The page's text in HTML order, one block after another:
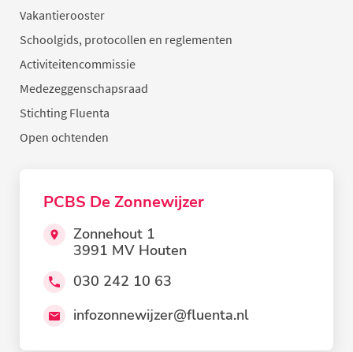
Vakantierooster
Schoolgids, protocollen en reglementen
Activiteitencommissie
Medezeggenschapsraad
Stichting Fluenta
Open ochtenden
PCBS De Zonnewijzer
Zonnehout 1
3991 MV Houten
030 242 10 63
infozonnewijzer@fluenta.nl